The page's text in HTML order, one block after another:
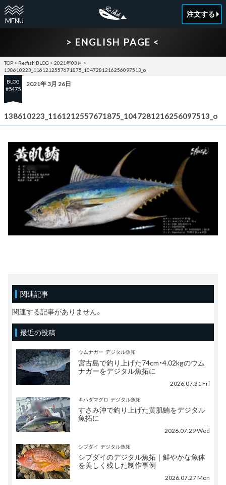
注文する
> ENGLISH PAGE <
TOP > Re:fish BLOG > 2021年03月 >
138610223_1161212557671875_1047281216256097513_o
BLOG
#5475
2021年 3月 26日
138610223_1161212557671875_1047281216256097513_o
関連記事
関連する記事がありません。
最近の投稿
ウムナガー デジタル魚拓
宮古島で釣り上げた74cm・4.02kgのウム
ナガーをデジタル魚拓に
2026.07.31 Fri
キハダマグロ デジタル魚拓
すさみ沖で釣り上げた黄肌鮪をデジタル
魚拓に
2026.07.29 Wed
シブダイ デジタル魚拓
シブダイのデジタル魚拓｜鮮やかな魚体
を美しく残した制作事例
2026.07.27 Mon